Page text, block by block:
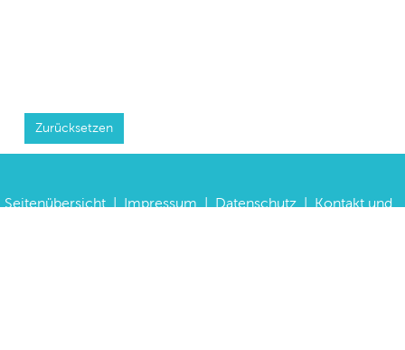
Zurücksetzen
Seitenübersicht Impressum Datenschutz
Kontakt und